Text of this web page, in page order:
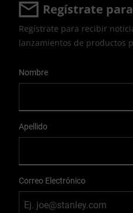
Regístrate
Regístrate para recibir
lanzamientos de productos
Nombre
Apellido
Correo Electrónico